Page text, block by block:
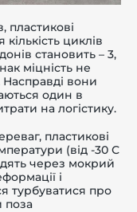
пластикові
циклів
становить – 3,
міцність не
Насправді вони
один в
на логістику.
пластикові
(від -30 С
через мокрий
і
турбуватися про
поза